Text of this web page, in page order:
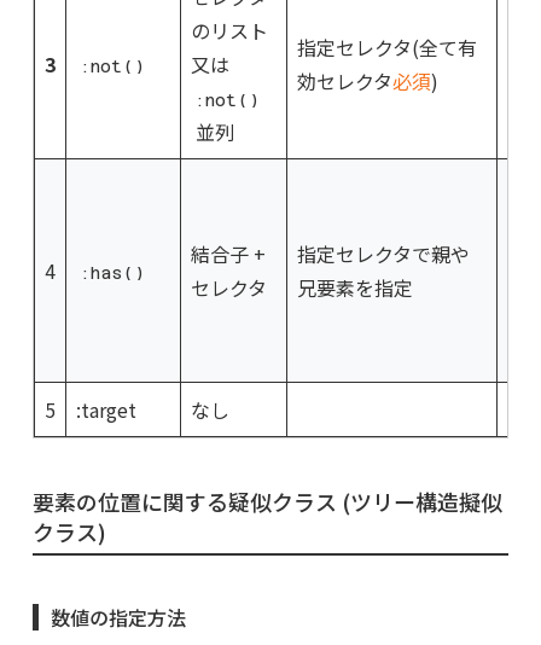
3 :not()
のリスト
又は
:not()
並列
指定セレクタ(全て有
効セレクタ必須)
4 :has()
結合子 +
セレクタ
指定セレクタで親や
兄要素を指定
5
:target なし
要素の位置に関する疑似クラス (ツリー構造擬似
クラス)
数値の指定方法